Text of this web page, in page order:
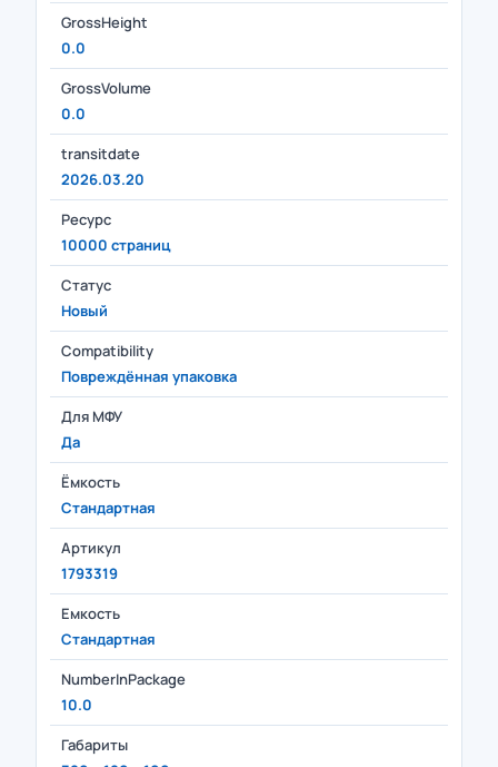
GrossHeight
0.0
GrossVolume
0.0
transitdate
2026.03.20
Ресурс
10000 страниц
Статус
Новый
Compatibility
Повреждённая упаковка
Для МФУ
Да
Ёмкость
Стандартная
Артикул
1793319
Емкость
Стандартная
NumberInPackage
10.0
Габариты